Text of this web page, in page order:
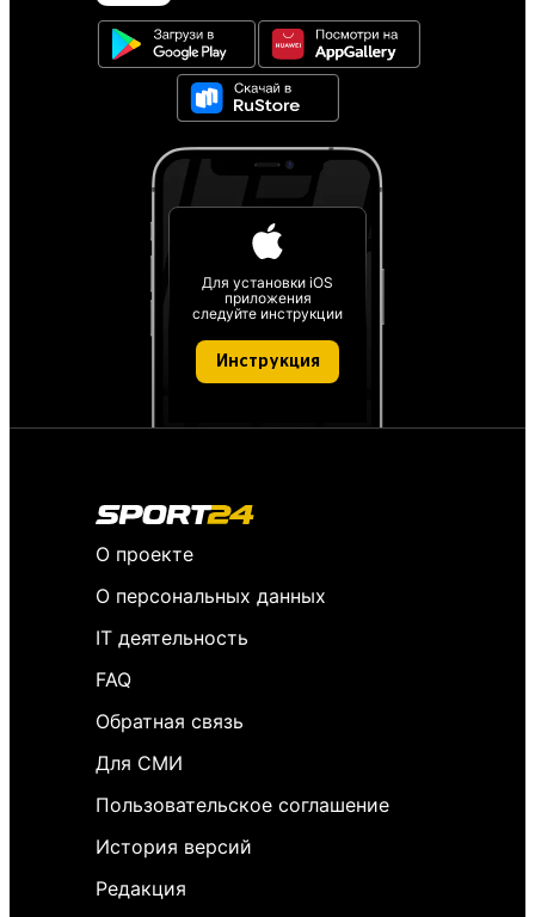
Для установки iOS
приложения
следуйте инструкции
Инструкция
О проекте
О персональных данных
IT деятельность
FAQ
Обратная связь
Для СМИ
Пользовательское соглашение
История версий
Редакция